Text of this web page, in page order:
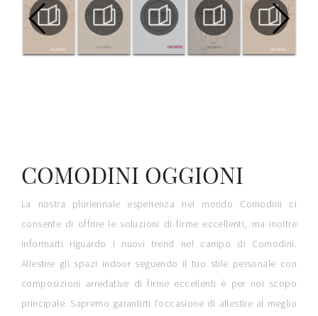
COMODINI OGGIONI
La nostra pluriennale esperienza nel mondo Comodini ci
consente di offrire le soluzioni di firme eccellenti, ma inoltre
informarti riguardo i nuovi trend nel campo di Comodini.
Allestire gli spazi indoor seguendo il tuo stile personale con
composizioni arredative di firme eccellenti è per noi scopo
principale. Sapremo garantirti l'occasione di allestire al meglio